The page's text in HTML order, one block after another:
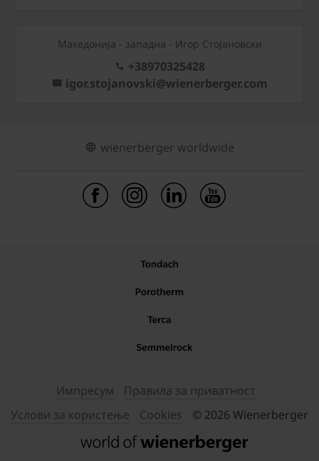
Mакедонија - западна - Игор Стојановски
+38970325428
igor.stojanovski@wienerberger.com
wienerberger worldwide
Импресум
Правила за приватност
Услови за користење
Cookies © 2026 Wienerberger